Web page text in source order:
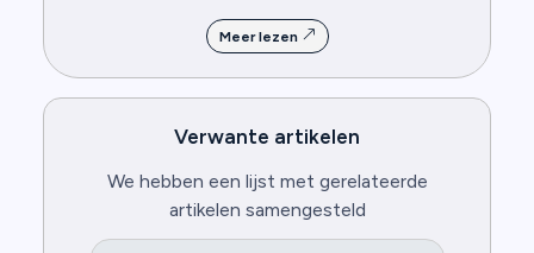
Meer lezen
Verwante artikelen
We hebben een lijst met gerelateerde
artikelen samengesteld